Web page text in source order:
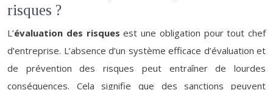
risques ?
L’évaluation des risques est une obligation pour tout chef
d’entreprise. L’absence d’un système efficace d’évaluation et
de prévention des risques peut entraîner de lourdes
conséquences. Cela signifie que des sanctions peuvent